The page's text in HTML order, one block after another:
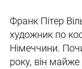
Франк Пітер
художник по
Німеччини.
року, він